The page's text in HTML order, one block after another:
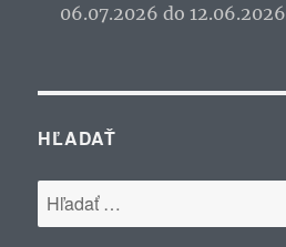
06.07.2026 do 12.06.2026
HĽADAŤ
Hľadať: